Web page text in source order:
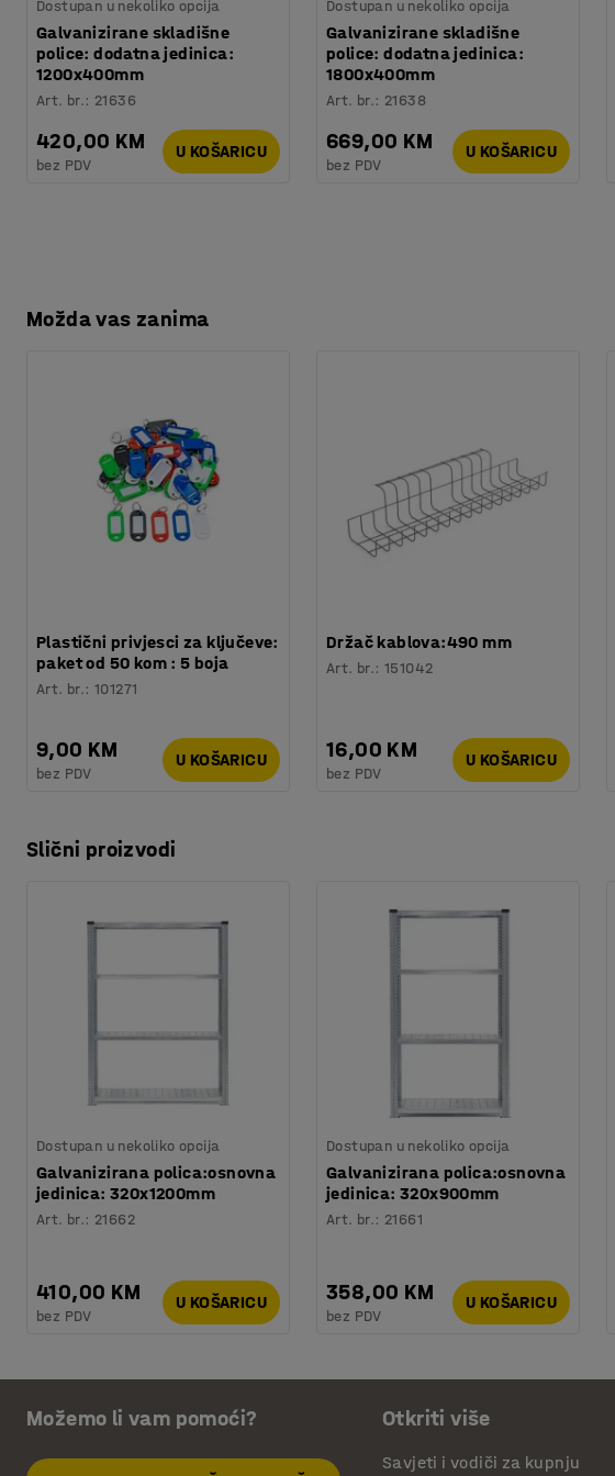
Dostupan u nekoliko opcija
Galvanizirane skladišne
police: dodatna jedinica:
1200x400mm
Art. br.: 21636
420,00 KM
bez PDV
U KOŠARICU
Dostupan u nekoliko opcija
Galvanizirane skladišne
police: dodatna jedinica:
1800x400mm
Art. br.: 21638
669,00 KM
bez PDV
U KOŠARICU
Možda vas zanima
Plastični privjesci za ključeve:
paket od 50 kom : 5 boja
Art. br.:101271
9,00 KM
bez PDV
U KOŠARICU
Držač kablova:490 mm
Art. br.:151042
16,00 KM
bez PDV
U KOŠARICU
Slični proizvodi
Dostupan u nekoliko opcija
Galvanizirana polica:osnovna
jedinica: 320x1200mm
Art. br.: 21662
410,00 KM
bez PDV
U KOŠARICU
Dostupan u nekoliko opcija
Galvanizirana polica:osnovna
jedinica: 320x900mm
Art. br.: 21661
358,00 KM
bez PDV
U KOŠARICU
Možemo li vam pomoći? Otkriti više
Savjeti i vodiči za kupnju